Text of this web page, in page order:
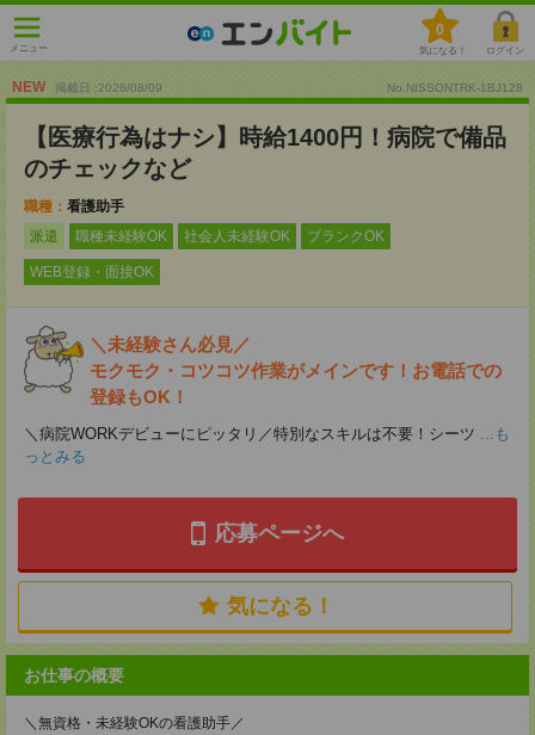
メニュー
0
気になる！ ログイン
NEW 掲載日 :2026/08/09 No.NISSONTRK-1BJ128
【医療行為はナシ】時給1400円！病院で備品
のチェックなど
職種： 看護助手
派遣
職種未経験OK 社会人未経験OK ブランクOK
WEB登録・面接OK
＼未経験さん必見／
モクモク・コツコツ作業がメインです！お電話での
登録もOK！
＼病院WORKデビューにピッタリ／特別なスキルは不要！シーツ ...も
っとみる
応募ページへ
気になる！
お仕事の概要
＼無資格・未経験OKの看護助手／